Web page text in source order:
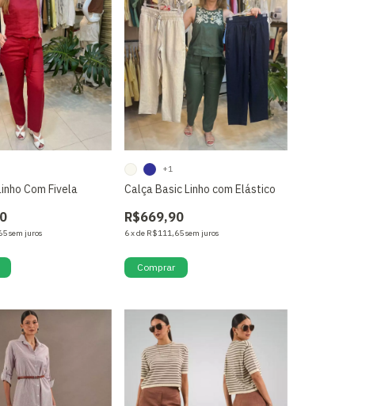
Com Fivela
sem juros
Calça Basic Linho com Elástico
R$669,90
6xde R$111,65sem juros
+1
Comprar